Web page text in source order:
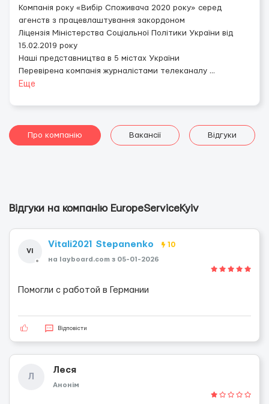
Компанія року «Вибір Споживача 2020 року» серед
агенств з працевлаштування закордоном
Ліцензія Міністерства Соціальної Політики України від
15.02.2019 року
Наші представництва в 5 містах України
Перевірена компанія журналістами телеканалу ...
Еще
Про компанію Вакансії Відгуки
Відгуки на компанію EuropeServiceKyiv
VI
Vitali2021 Stepanenko 10
на layboard.com з 05-01-2026
Помогли с работой в Германии
Відповісти
Л
Леся
Анонім